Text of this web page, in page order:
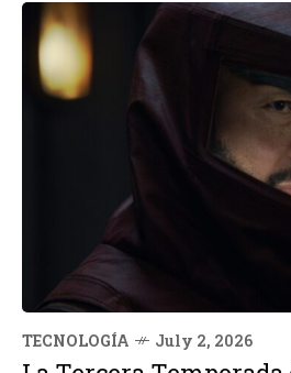
TECNOLOGÍA July 2, 2026